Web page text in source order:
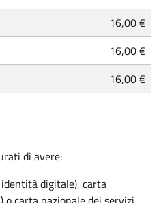
16,00 €
16,00 €
16,00 €
di avere:
digitale), carta